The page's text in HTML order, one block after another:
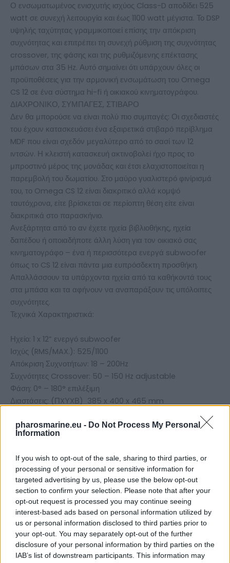
pharosmarine.eu - Do Not Process My Personal
Information
If you wish to opt-out of the sale, sharing to third parties, or
processing of your personal or sensitive information for
targeted advertising by us, please use the below opt-out
section to confirm your selection. Please note that after your
opt-out request is processed you may continue seeing
interest-based ads based on personal information utilized by
us or personal information disclosed to third parties prior to
your opt-out. You may separately opt-out of the further
disclosure of your personal information by third parties on the
IAB’s list of downstream participants. This information may
Ο ενσωματωμένος ενισχυτής ισχύος Class-D αποδίδει 525
watt σε συνεχή λειτουργία και έως 1100 watt μέγιστα. Το DSP
υψηλής ταχύτητας γραμμικοποιεί επίσης την απόκριση
συχνότητας και επιτρέπει τη συνεχή ρύθμιση της συχνότητας
crossover, της φάσης και της ρυθμιζόμενης επέκτασης
μπάσων στα 35 Hz. Αυτό σημαίνει ότι υπάρχουν όλες οι
προϋποθέσεις για την αρμονική ενσωμάτωση του Omega
CS 12 σε ένα σύστημα hi-fi ή οικιακού κινηματογράφου.
ΔΙΑΧΡΟΝΙΚΟ, ΣΥΜΠΑΓΕΣ, ΣΤΙΒΑΡΟ
Δεν θα μπορούσε να είναι πολύ πιο συμπαγές: Οι σχεδιαστές
του έχουν κατασκευάσει ένα εξαιρετικά στιβαρό περίβλημα
MDF που είναι σχεδόν μεγαλύτερο από το σασί των 12
ιντσών. Η κλειστή κατασκευή ακτινοβολεί ήχο προς το
μπροστινό μέρος της μονάδας και έτσι ελαχιστοποιείται η
παρεμβολή του δωματίου. Στο μαύρο γυαλιστερό φινίρισμά
του, το Omega CS 12 είναι διακριτικό αλλά κομψό
ταυτόχρονα, είτε βρίσκεται σε περίοπτη θέση είτε είναι
διακριτικά στο παρασκήνιο.
Ανεξάρτητα από το αν έχετε ηχεία βιβλιοθήκης, ηχεία
δαπέδου ή οποιαδήποτε άλλη λύση για τον οικιακό σας
κινηματογράφο – ένα ή περισσότερα ενεργά subwoofer
όπως το CS 12 είναι πάντα μια ευπρόσδεκτη προσθήκη.
Απαλλάσσουν τα υπάρχοντα ηχεία από τα καθήκοντά τους
στα μπάσα και τα αφήνουν να αναπαράξουν τις υπόλοιπες
συχνότητες.
Τεχνικά Χαρακτηριστικά:
Ηχείο: 1 x 12” ενεργό subwoofer
Ισχύς (RMS/MAX.): 525/1100
Απόκριση Συχνοτήτων: 18 – 200Hz
Συχνότητες Crossover: 50 – 150 Hz adjustable
Φάση: 0° – 180° επιλέξιμη
Διαστάσεις: (ΠXΥXΒ) 385 x 400 x 465 mm
Βάρος: 24 kg
Related products